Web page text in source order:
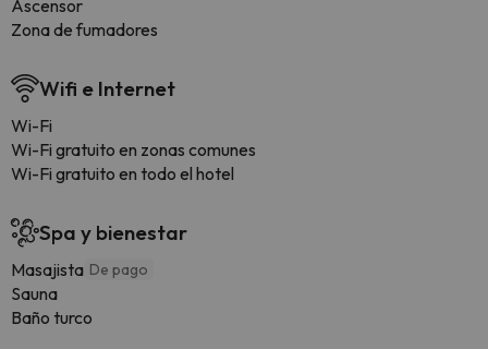
Ascensor
Zona de fumadores
Wifi e Internet
Wi-Fi
Wi-Fi gratuito en zonas comunes
Wi-Fi gratuito en todo el hotel
Spa y bienestar
Masajista De pago
Sauna
Baño turco